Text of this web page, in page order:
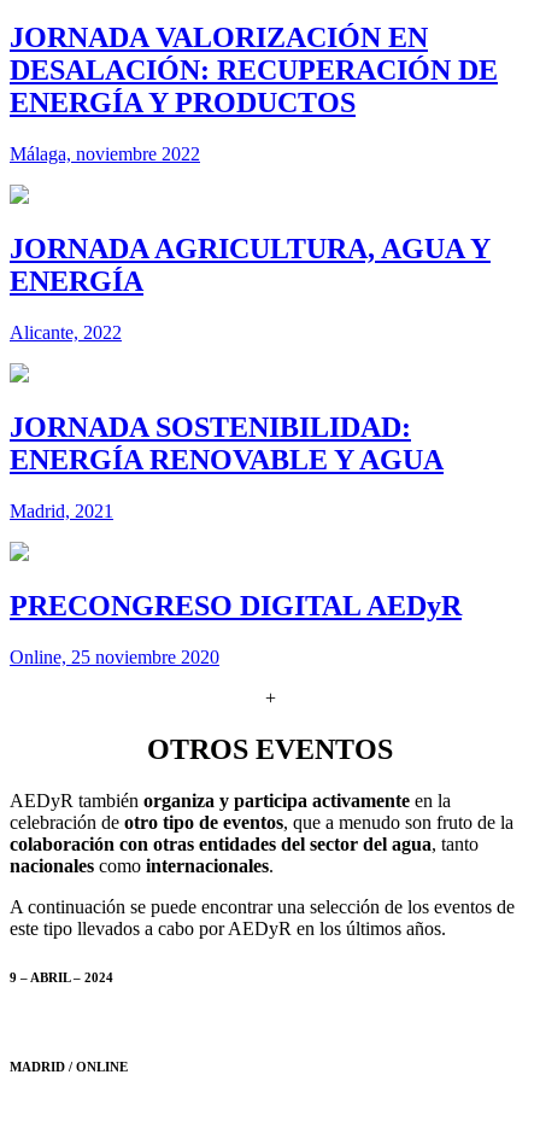
JORNADA VALORIZACIÓN EN
DESALACIÓN: RECUPERACIÓN DE
ENERGÍA Y PRODUCTOS
Málaga, noviembre 2022
JORNADA AGRICULTURA, AGUA Y
ENERGÍA
Alicante, 2022
JORNADA SOSTENIBILIDAD:
ENERGÍA RENOVABLE Y AGUA
Madrid, 2021
PRECONGRESO DIGITAL AEDyR
Online, 25 noviembre 2020
+
OTROS EVENTOS
AEDyR también organiza y participa activamente en la
celebración de otro tipo de eventos, que a menudo son fruto de la
colaboración con otras entidades del sector del agua, tanto
nacionales como internacionales.
A continuación se puede encontrar una selección de los eventos de
este tipo llevados a cabo por AEDyR en los últimos años.
9 – ABRIL – 2024
MADRID / ONLINE